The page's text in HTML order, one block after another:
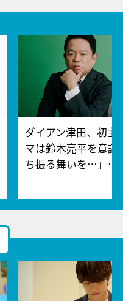
ダイアン津田、初主
マは鈴木亮平を意識
ち振る舞いを…」…